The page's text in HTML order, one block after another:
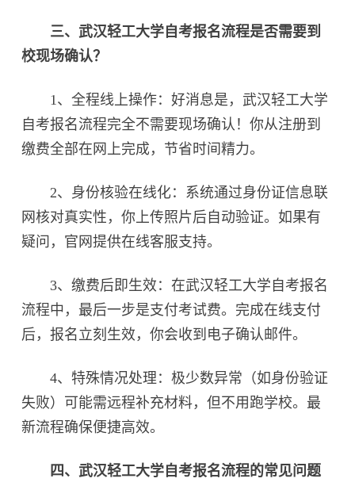
三、武汉轻工大学自考报名流程是否需要到
校现场确认？
1、全程线上操作：好消息是，武汉轻工大学
自考报名流程完全不需要现场确认！你从注册到
缴费全部在网上完成，节省时间精力。
2、身份核验在线化：系统通过身份证信息联
网核对真实性，你上传照片后自动验证。如果有
疑问，官网提供在线客服支持。
3、缴费后即生效：在武汉轻工大学自考报名
流程中，最后一步是支付考试费。完成在线支付
后，报名立刻生效，你会收到电子确认邮件。
4、特殊情况处理：极少数异常（如身份验证
失败）可能需远程补充材料，但不用跑学校。最
新流程确保便捷高效。
四、武汉轻工大学自考报名流程的常见问题